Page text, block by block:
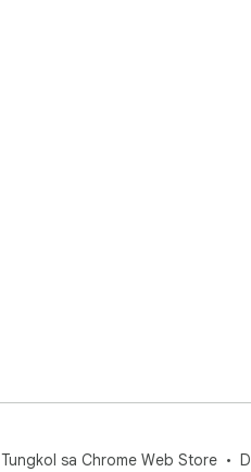
Tungkol sa Chrome Web Store